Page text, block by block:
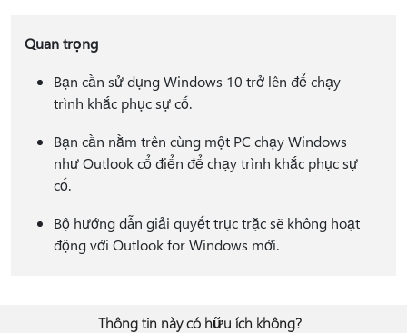
Quan trọng
Bạn cần sử dụng Windows 10 trở lên để chạy
trình khắc phục sự cố.
Bạn cần nằm trên cùng một PC chạy Windows
như Outlook cổ điển để chạy trình khắc phục sự
cố.
Bộ hướng dẫn giải quyết trục trặc sẽ không hoạt
động với Outlook for Windows mới.
Thông tin này có hữu ích không?